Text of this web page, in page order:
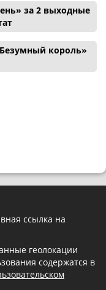
за 2 выходные
король»
ссылка на
геолокации
содержатся в